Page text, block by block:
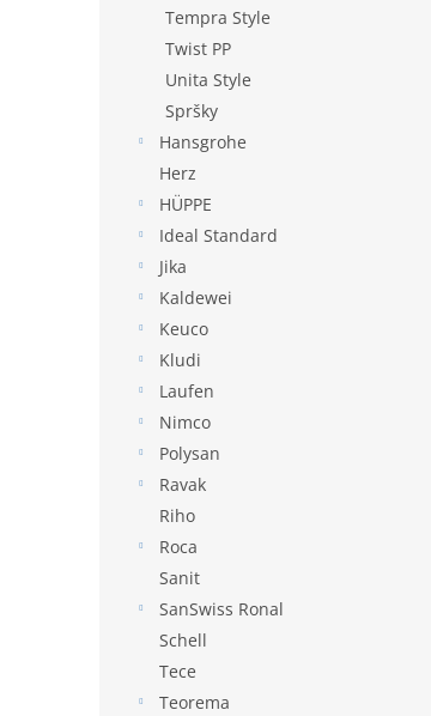
Tempra Style
Twist PP
Unita Style
Spršky
Hansgrohe
Herz
HÜPPE
Ideal Standard
Jika
Kaldewei
Keuco
Kludi
Laufen
Nimco
Polysan
Ravak
Riho
Roca
Sanit
SanSwiss Ronal
Schell
Tece
Teorema